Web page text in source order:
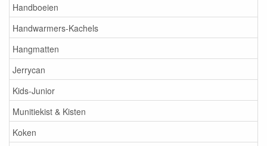
Handboeien
Handwarmers-Kachels
Hangmatten
Jerrycan
Kids-Junior
Munitiekist & Kisten
Koken